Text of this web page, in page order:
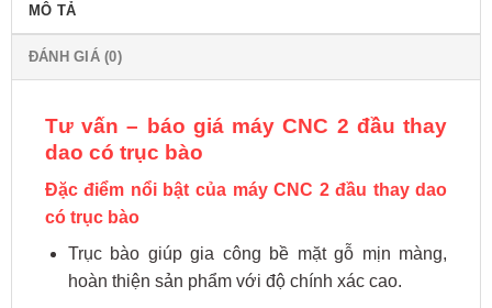
MÔ TẢ
ĐÁNH GIÁ (0)
Tư vấn – báo giá máy CNC 2 đầu thay
dao có trục bào
Đặc điểm nổi bật của máy CNC 2 đầu thay dao
có trục bào
Trục bào giúp gia công bề mặt gỗ mịn màng,
hoàn thiện sản phẩm với độ chính xác cao.